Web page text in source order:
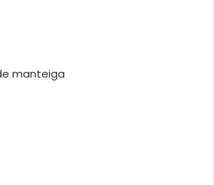
manteiga